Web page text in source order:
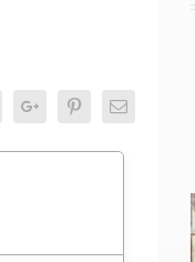
TumblrGoogle+PinterestEmail